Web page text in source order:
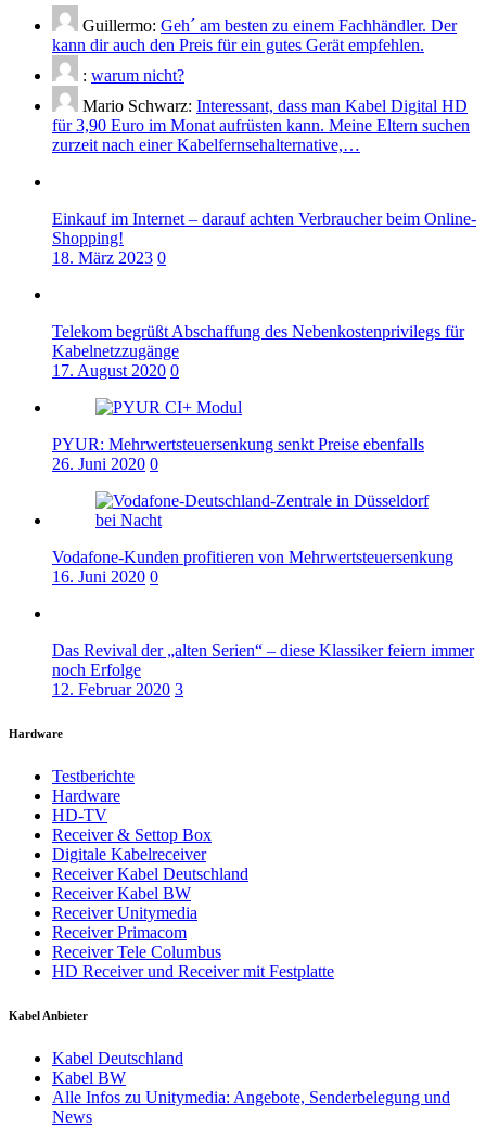
Guillermo: Geh´ am besten zu einem Fachhändler. Der
kann dir auch den Preis für ein gutes Gerät empfehlen.
: warum nicht?
Mario Schwarz: Interessant, dass man Kabel Digital HD
für 3,90 Euro im Monat aufrüsten kann. Meine Eltern suchen
zurzeit nach einer Kabelfernsehalternative,…
Einkauf im Internet – darauf achten Verbraucher beim Online-
Shopping!
18. März 2023 0
Telekom begrüßt Abschaffung des Nebenkostenprivilegs für
Kabelnetzzugänge
17. August 2020 0
PYUR: Mehrwertsteuersenkung senkt Preise ebenfalls
26. Juni 2020 0
Vodafone-Kunden profitieren von Mehrwertsteuersenkung
16. Juni 2020 0
Das Revival der „alten Serien“ – diese Klassiker feiern immer
noch Erfolge
12. Februar 2020 3
Hardware
Testberichte
Hardware
HD-TV
Receiver & Settop Box
Digitale Kabelreceiver
Receiver Kabel Deutschland
Receiver Kabel BW
Receiver Unitymedia
Receiver Primacom
Receiver Tele Columbus
HD Receiver und Receiver mit Festplatte
Kabel Anbieter
Kabel Deutschland
Kabel BW
Alle Infos zu Unitymedia: Angebote, Senderbelegung und
News